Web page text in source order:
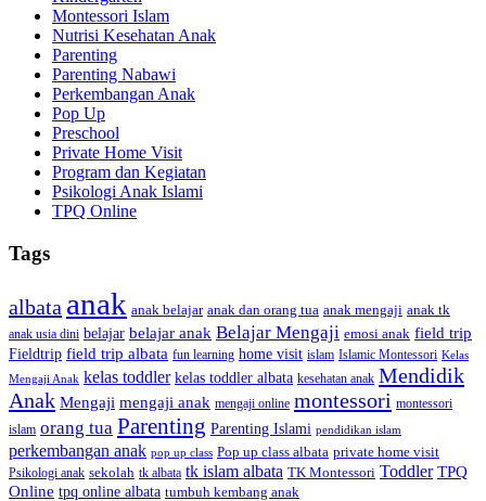
Montessori Islam
Nutrisi Kesehatan Anak
Parenting
Parenting Nabawi
Perkembangan Anak
Pop Up
Preschool
Private Home Visit
Program dan Kegiatan
Psikologi Anak Islami
TPQ Online
Tags
albata anak anak belajar anak dan orang tua anak mengaji anak tk
anak usia dini belajar belajar anak Belajar Mengaji emosi anak field trip
Fieldtrip field trip albata fun learning home visit islam Islamic Montessori Kelas
Mengaji Anak kelas toddler kelas toddler albata kesehatan anak Mendidik
Anak Mengaji mengaji anak mengaji online montessori montessori
islam orang tua Parenting Parenting Islami pendidikan islam
perkembangan anak pop up class Pop up class albata private home visit
Psikologi anak sekolah tk albata tk islam albata TK Montessori Toddler TPQ
Online tpq online albata tumbuh kembang anak